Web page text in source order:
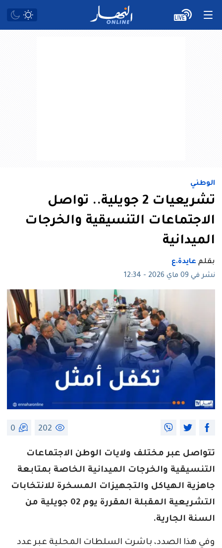
الوطني
تشريعيات 2 جويلية.. تواصل
الاجتماعات التنسيقية والخرجات
الميدانية
بقلم عايدة.ع
نشر في 09 ماي 2026 - 12:34
202
0
تتواصل عبر مختلف ولايات الوطن الاجتماعات
التنسيقية والخرجات الميدانية الخاصة بمتابعة
جاهزية الهياكل والتجهيزات المسخرة للانتخابات
التشريعية المقبلة المقررة يوم 02 جويلية من
السنة الجارية.
وفي هذا الصدد، باشرت السلطات المحلية عبر عدد